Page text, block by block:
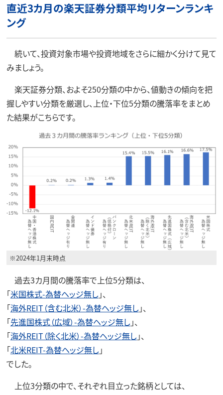
直近3カ月の楽天証券分類平均リターンランキ
ング
続いて、投資対象市場や投資地域をさらに細かく分けて見て
みましょう。
楽天証券分類、およそ250分類の中から、値動きの傾向を把
握しやすい分類を厳選し、上位・下位5分類の騰落率をまとめ
た結果がこちらです。
※2024年1月末時点
過去3カ月間の騰落率で上位5分類は、
「米国株式-為替ヘッジ無し」、
「海外REIT（含む北米）-為替ヘッジ無し」、
「先進国株式（広域）-為替ヘッジ無し」、
「海外REIT（除く北米）-為替ヘッジ無し」、
「北米REIT-為替ヘッジ無し」
でした。
上位3分類の中で、それぞれ目立った銘柄としては、